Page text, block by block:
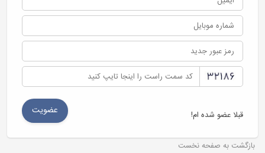
قبلا عضو شده ام!
بازگشت به صفحه نخست